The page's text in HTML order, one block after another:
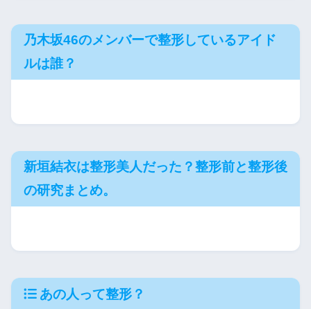
乃木坂46のメンバーで整形しているアイド
ルは誰？
新垣結衣は整形美人だった？整形前と整形後
の研究まとめ。
あの人って整形？